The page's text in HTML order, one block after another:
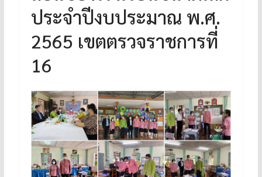
ประจำปีงบประมาณ พ.ศ.
2565 เขตตรวจราชการที่
16